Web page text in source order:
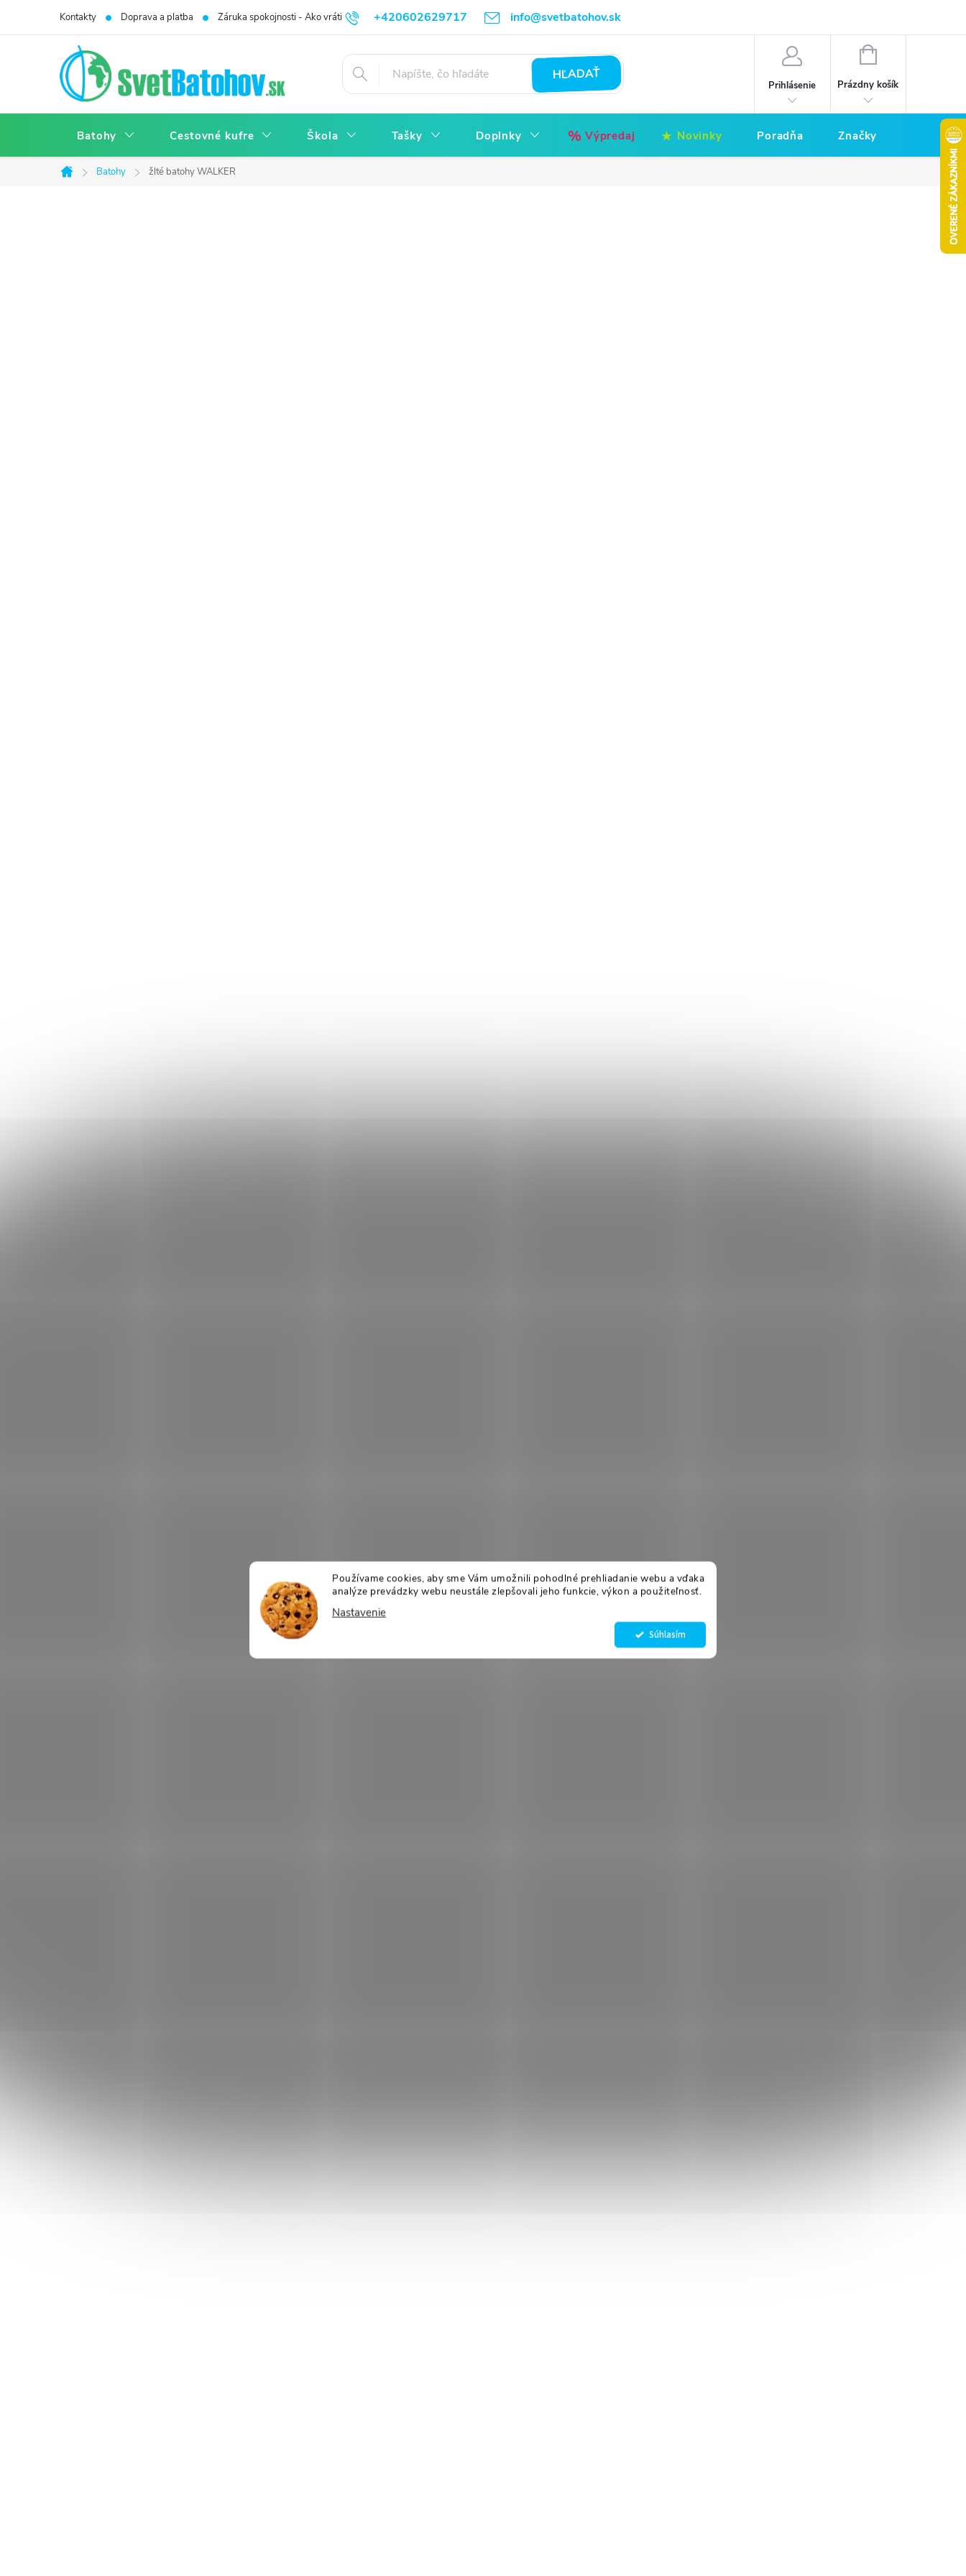
Používame cookies, aby sme Vám umožnili pohodlné prehliadanie webu a vďaka
analýze prevádzky webu neustále zlepšovali jeho funkcie, výkon a použiteľnosť.
Nastavenie
Súhlasím
+420602629717 info@svetbatohov.sk
Kontakty Doprava a platba Záruka spokojnosti - Ako vrátiť Všetko o Nákupu Napíšte nám Reklamácia bez starostí
HĽADAŤ
Prihlásenie
NÁKUPNÝ
Prázdny košík
Batohy Cestovné kufre Škola Tašky Doplnky Výpredaj Novinky Poradňa Značky
Domov
Batohy žlté batohy WALKER